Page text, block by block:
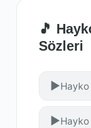
🎵
Sözleri
▶
▶Hayko